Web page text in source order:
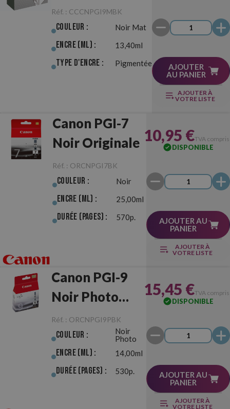
Noir Mat
Réf. : CCCNPGI9MBK
Couleur : Noir Mat
Encre (ml) : 13,40ml
Type d'Encre : Pigmentée
AJOUTER
AU PANIER
AJOUTER À
VOTRE LISTE
Canon PGI-7
Noir Originale
Réf. : ORCNPGI7BK
Couleur : Noir
Encre (ml) : 25,00ml
Durée (pages) : 570p.
10,95 €TVA
DISPONIBLE
AJOUTER AU
PANIER
AJOUTER À
VOTRE LISTE
Canon PGI-9
Noir Photo
Originale
Réf. : ORCNPGI9PBK
Couleur :
Noir
Photo
Encre (ml) : 14,00ml
Durée (pages) : 530p.
15,45 €TVA
DISPONIBLE
AJOUTER AU
PANIER
AJOUTER À
VOTRE LISTE